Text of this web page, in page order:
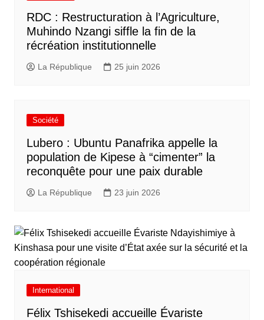
RDC : Restructuration à l’Agriculture,
Muhindo Nzangi siffle la fin de la
récréation institutionnelle
La République 25 juin 2026
Société
Lubero : Ubuntu Panafrika appelle la
population de Kipese à “cimenter” la
reconquête pour une paix durable
La République 23 juin 2026
International
Félix Tshisekedi accueille Évariste